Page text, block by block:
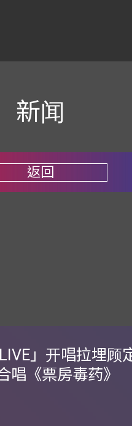
新闻
返回
」开唱拉埋顾
唱《票房毒药》